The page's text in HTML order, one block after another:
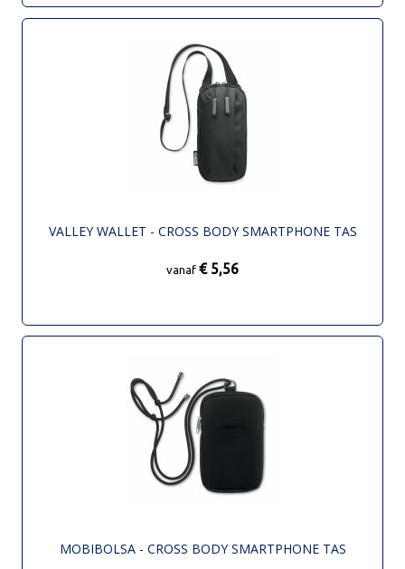
VALLEY WALLET - CROSS BODY SMARTPHONE TAS
vanaf € 5,56
MOBIBOLSA - CROSS BODY SMARTPHONE TAS